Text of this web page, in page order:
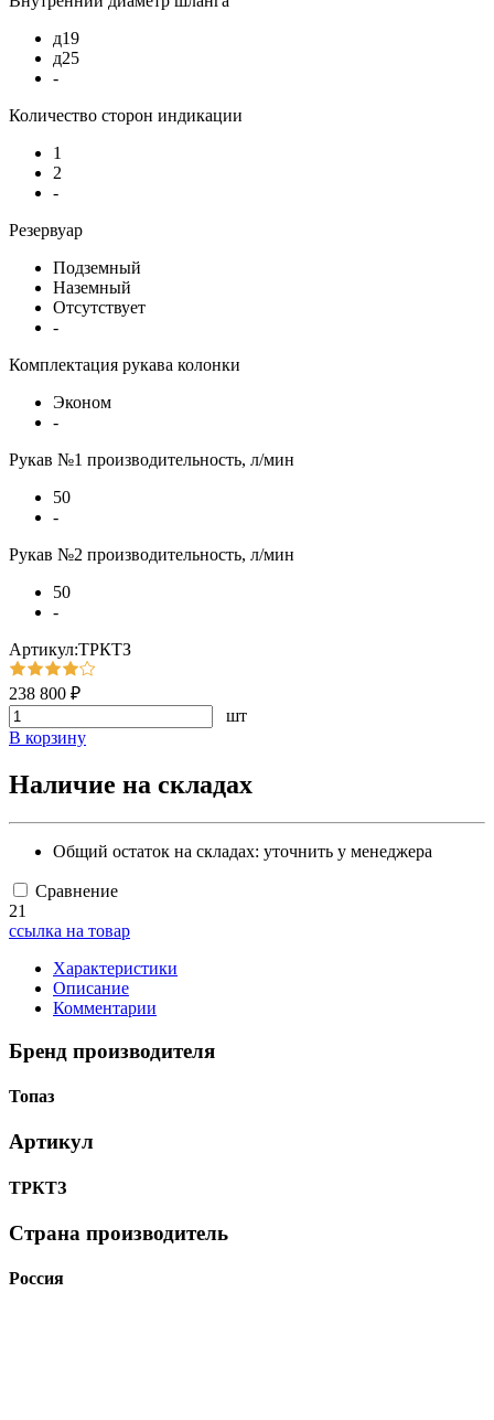
д19
д25
-
Количество сторон индикации
1
2
-
Резервуар
Подземный
Наземный
Отсутствует
-
Комплектация рукава колонки
Эконом
-
Рукав №1 производительность, л/мин
50
-
Рукав №2 производительность, л/мин
50
-
Артикул:ТРКТЗ
238 800 ₽
шт
В корзину
Наличие на складах
Общий остаток на складах: уточнить у менеджера
Сравнение
21
ссылка на товар
Характеристики
Описание
Комментарии
Бренд производителя
Топаз
Артикул
ТРКТЗ
Страна производитель
Россия